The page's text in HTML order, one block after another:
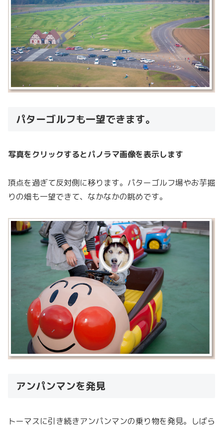
パターゴルフも一望できます。
写真をクリックするとパノラマ画像を表示します
頂点を過ぎて反対側に移ります。パターゴルフ場やお芋掘
りの畑も一望できて、なかなかの眺めです。
アンパンマンを発見
トーマスに引き続きアンパンマンの乗り物を発見。しばら